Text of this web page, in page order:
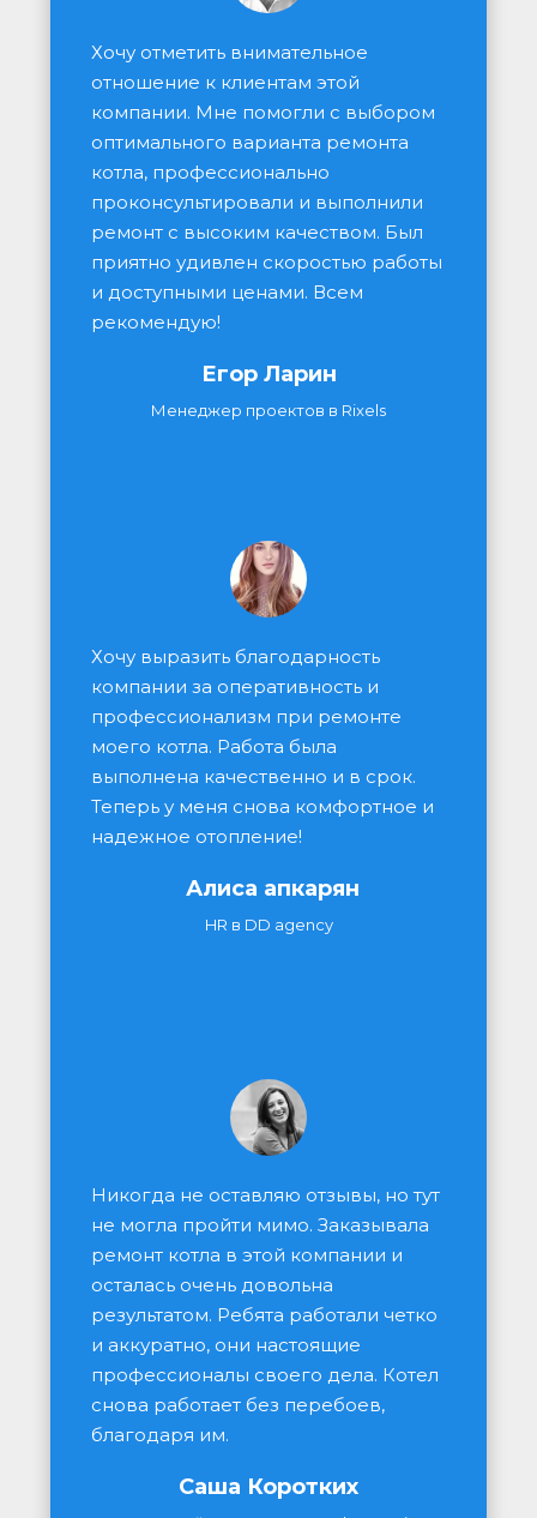
Хочу выразить благодарность
компании за оперативность и
профессионализм при ремонте
моего котла. Работа была
выполнена качественно и в срок.
Теперь у меня снова комфортное и
надежное отопление!
Алиса апкарян
HR в DD agency
Егор Ларин
Менеджер проектов в Rixels
Хочу отметить внимательное
отношение к клиентам этой
компании. Мне помогли с выбором
оптимального варианта ремонта
котла, профессионально
проконсультировали и выполнили
ремонт с высоким качеством. Был
приятно удивлен скоростью работы
и доступными ценами. Всем
рекомендую!
Никогда не оставляю отзывы, но тут
не могла пройти мимо. Заказывала
ремонт котла в этой компании и
осталась очень довольна
результатом. Ребята работали четко
и аккуратно, они настоящие
профессионалы своего дела. Котел
снова работает без перебоев,
благодаря им.
Саша Коротких